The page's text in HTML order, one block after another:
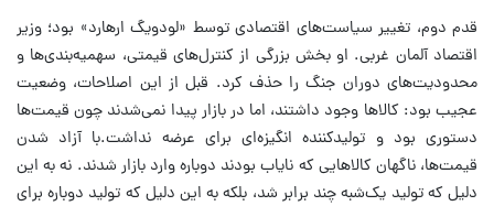
قدم دوم، تغییر سیاست‌های اقتصادی توسط «لودویگ ارهارد» بود؛ وزیر
اقتصاد آلمان غربی. او بخش بزرگی از کنترل‌های قیمتی، سهمیه‌بندی‌ها و
محدودیت‌های دوران جنگ را حذف کرد. قبل از این اصلاحات، وضعیت
عجیب بود: کالاها وجود داشتند، اما در بازار پیدا نمی‌شدند چون قیمت‌ها
دستوری بود و تولیدکننده انگیزه‌ای برای عرضه نداشت.‌با آزاد شدن
قیمت‌ها، ناگهان کالاهایی که نایاب بودند دوباره وارد بازار شدند. نه به این
دلیل که تولید یک‌شبه چند برابر شد، بلکه به این دلیل که تولید دوباره برای